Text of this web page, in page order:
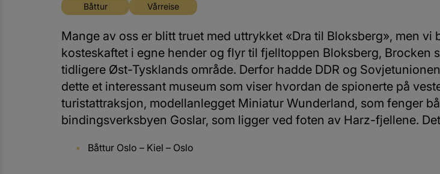
Båttur Vårreise
Mange av oss er blitt truet med uttrykket «Dra til Bloksberg», men
kosteskaftet i egne hender og flyr til fjelltoppen Bloksberg, Brocken
tidligere Øst-Tysklands område. Derfor hadde DDR og
dette et interessant museum som viser hvordan de spionerte på
turistattraksjon, modellanlegget Miniatur Wunderland, som fenger
bindingsverksbyen Goslar, som ligger ved foten av Harz-fjellene.
Båttur Oslo – Kiel – Oslo